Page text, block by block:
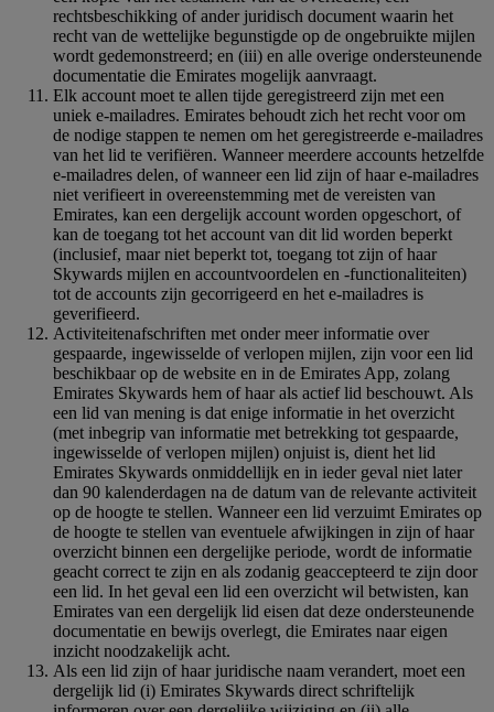
rechtsbeschikking of ander juridisch document waarin het
recht van de wettelijke begunstigde op de ongebruikte mijlen
wordt gedemonstreerd; en (iii) en alle overige ondersteunende
documentatie die Emirates mogelijk aanvraagt.
Elk account moet te allen tijde geregistreerd zijn met een
uniek e-mailadres. Emirates behoudt zich het recht voor om
de nodige stappen te nemen om het geregistreerde e-mailadres
van het lid te verifiëren. Wanneer meerdere accounts hetzelfde
e-mailadres delen, of wanneer een lid zijn of haar e-mailadres
niet verifieert in overeenstemming met de vereisten van
Emirates, kan een dergelijk account worden opgeschort, of
kan de toegang tot het account van dit lid worden beperkt
(inclusief, maar niet beperkt tot, toegang tot zijn of haar
Skywards mijlen en accountvoordelen en -functionaliteiten)
tot de accounts zijn gecorrigeerd en het e-mailadres is
geverifieerd.
Activiteitenafschriften met onder meer informatie over
gespaarde, ingewisselde of verlopen mijlen, zijn voor een lid
beschikbaar op de website en in de Emirates App, zolang
Emirates Skywards hem of haar als actief lid beschouwt. Als
een lid van mening is dat enige informatie in het overzicht
(met inbegrip van informatie met betrekking tot gespaarde,
ingewisselde of verlopen mijlen) onjuist is, dient het lid
Emirates Skywards onmiddellijk en in ieder geval niet later
dan 90 kalenderdagen na de datum van de relevante activiteit
op de hoogte te stellen. Wanneer een lid verzuimt Emirates op
de hoogte te stellen van eventuele afwijkingen in zijn of haar
overzicht binnen een dergelijke periode, wordt de informatie
geacht correct te zijn en als zodanig geaccepteerd te zijn door
een lid. In het geval een lid een overzicht wil betwisten, kan
Emirates van een dergelijk lid eisen dat deze ondersteunende
documentatie en bewijs overlegt, die Emirates naar eigen
inzicht noodzakelijk acht.
Als een lid zijn of haar juridische naam verandert, moet een
dergelijk lid (i) Emirates Skywards direct schriftelijk